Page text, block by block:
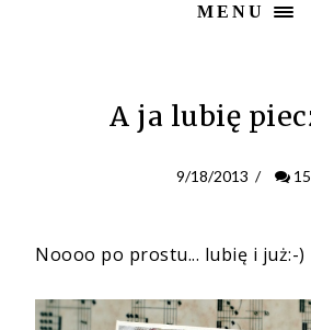
MENU
A ja lubię
9/18/2013 / 15
Noooo po prostu... lubię i już:-)